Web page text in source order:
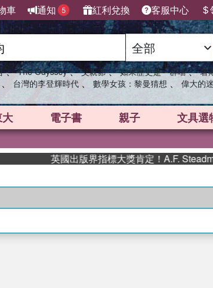
車 通知 5 紅利兌換 客服中心
、 The Odyssey 、 父親節 、 如果歷史是一群喵 、 暑
、 台灣的李登輝時代 、 數學女孩：黎曼猜想 、 偉大的
電子書 親子 文具選
英國出版界指標大獎肯定！A.F.